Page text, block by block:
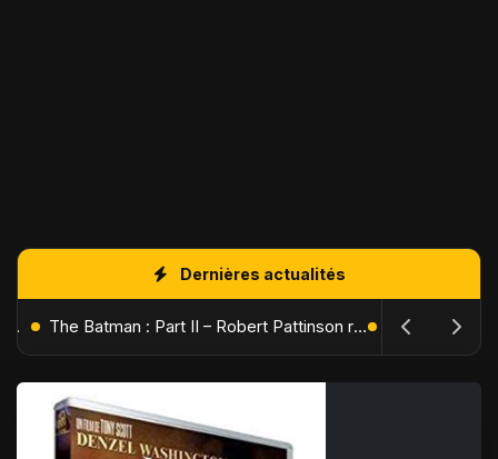
Dernières actualités
L'Âge de Glace : Le Réveil du Volcan – Manny, Sid et Diego de retour pour une aventure explosive The Batman : Part II – Robert Pattinson replonge dans les ténèbres de Gotham dès octobre 2027